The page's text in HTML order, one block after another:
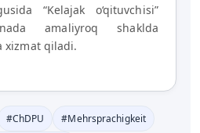
“Kelajak o‘qituvchisi”
amaliyroq shaklda
xizmat qiladi.
#ChDPU
#Mehrsprachigkeit